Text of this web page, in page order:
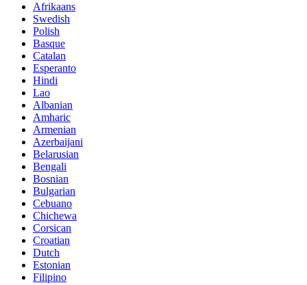
Afrikaans
Swedish
Polish
Basque
Catalan
Esperanto
Hindi
Lao
Albanian
Amharic
Armenian
Azerbaijani
Belarusian
Bengali
Bosnian
Bulgarian
Cebuano
Chichewa
Corsican
Croatian
Dutch
Estonian
Filipino